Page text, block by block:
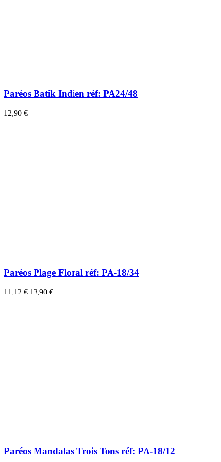
Paréos Batik Indien réf: PA24/48
12,90 €
Paréos Plage Floral réf: PA-18/34
11,12 € 13,90 €
Paréos Mandalas Trois Tons réf: PA-18/12